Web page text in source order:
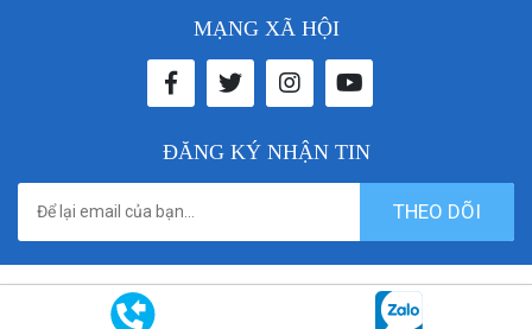
MẠNG XÃ HỘI
ĐĂNG KÝ NHẬN TIN
THEO DÕI
© 2021 donthuocbenhvien. All rights reserved. Designed by